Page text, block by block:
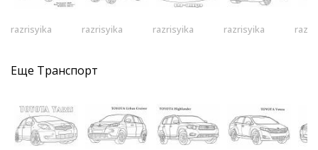
razrisyika razrisyika razrisyika razrisyika
Еще Транспорт